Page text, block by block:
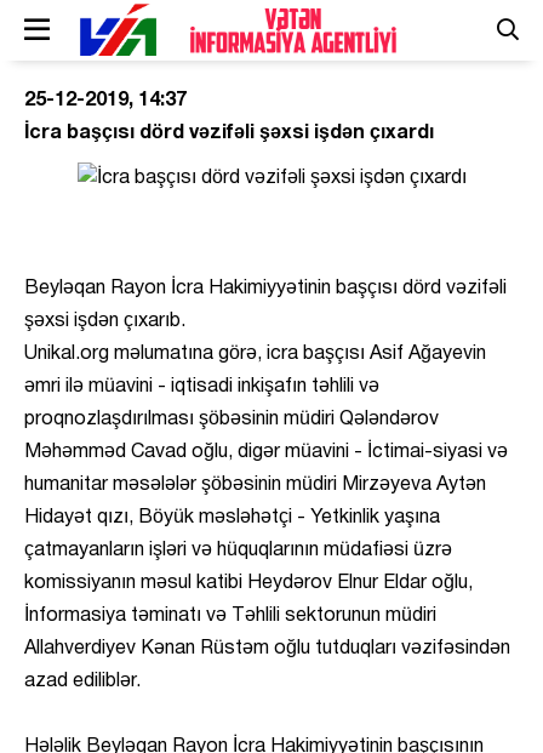
25-12-2019, 14:37
İcra başçısı dörd vəzifəli şəxsi işdən çıxardı
Beyləqan Rayon İcra Hakimiyyətinin başçısı dörd vəzifəli
şəxsi işdən çıxarıb.
Unikal.org məlumatına görə, icra başçısı Asif Ağayevin
əmri ilə müavini - iqtisadi inkişafın təhlili və
proqnozlaşdırılması şöbəsinin müdiri Qələndərov
Məhəmməd Cavad oğlu, digər müavini - İctimai-siyasi və
humanitar məsələlər şöbəsinin müdiri Mirzəyeva Aytən
Hidayət qızı, Böyük məsləhətçi - Yetkinlik yaşına
çatmayanların işləri və hüquqlarının müdafiəsi üzrə
komissiyanın məsul katibi Heydərov Elnur Eldar oğlu,
İnformasiya təminatı və Təhlili sektorunun müdiri
Allahverdiyev Kənan Rüstəm oğlu tutduqları vəzifəsindən
azad ediliblər.
Hələlik Beyləqan Rayon İcra Hakimiyyətinin başçısının